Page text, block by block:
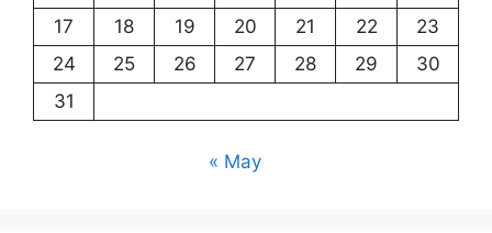
17
18 19 20 21 22
23
24
25 26 27 28 29
30
31
« May